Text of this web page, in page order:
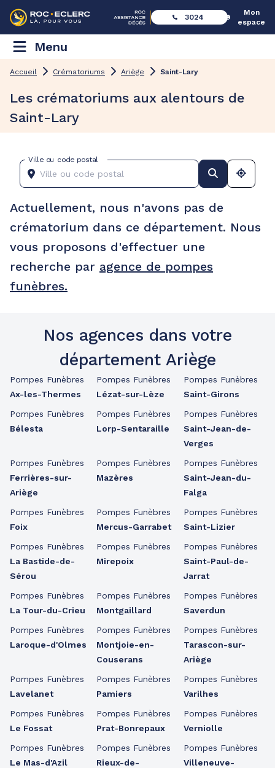
3024
Mon
espace
Menu
Accueil Crématoriums Ariège Saint-Lary
Les crématoriums aux alentours de
Saint-Lary
Ville ou code postal
Actuellement, nous n'avons pas de
crématorium dans ce département. Nous
vous proposons d'effectuer une
recherche par agence de pompes
funèbres.
Nos agences dans votre
département Ariège
Pompes Funèbres
Ax-les-Thermes
Pompes Funèbres
Bélesta
Pompes Funèbres
Ferrières-sur-
Ariège
Pompes Funèbres
Foix
Pompes Funèbres
La Bastide-de-
Sérou
Pompes Funèbres
La Tour-du-Crieu
Pompes Funèbres
Laroque-d'Olmes
Pompes Funèbres
Lavelanet
Pompes Funèbres
Le Fossat
Pompes Funèbres
Le Mas-d'Azil
Pompes Funèbres
Lézat-sur-Lèze
Pompes Funèbres
Lorp-Sentaraille
Pompes Funèbres
Mazères
Pompes Funèbres
Mercus-Garrabet
Pompes Funèbres
Mirepoix
Pompes Funèbres
Montgaillard
Pompes Funèbres
Montjoie-en-
Couserans
Pompes Funèbres
Pamiers
Pompes Funèbres
Prat-Bonrepaux
Pompes Funèbres
Rieux-de-
Pompes Funèbres
Saint-Girons
Pompes Funèbres
Saint-Jean-de-
Verges
Pompes Funèbres
Saint-Jean-du-
Falga
Pompes Funèbres
Saint-Lizier
Pompes Funèbres
Saint-Paul-de-
Jarrat
Pompes Funèbres
Saverdun
Pompes Funèbres
Tarascon-sur-
Ariège
Pompes Funèbres
Varilhes
Pompes Funèbres
Verniolle
Pompes Funèbres
Villeneuve-